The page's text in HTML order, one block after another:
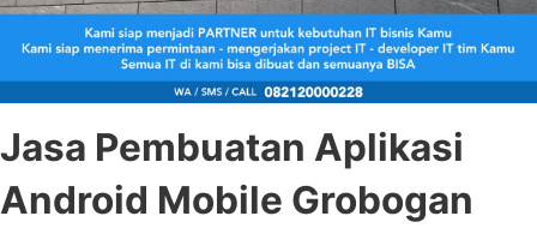
Jasa Pembuatan Aplikasi
Android Mobile Grobogan